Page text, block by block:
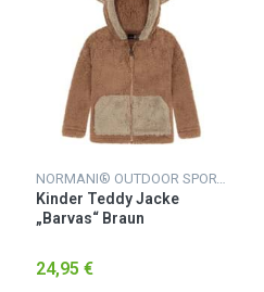
NORMANI® OUTDOOR SPORTS
Kinder Teddy Jacke
„Barvas“ Braun
24,95 €